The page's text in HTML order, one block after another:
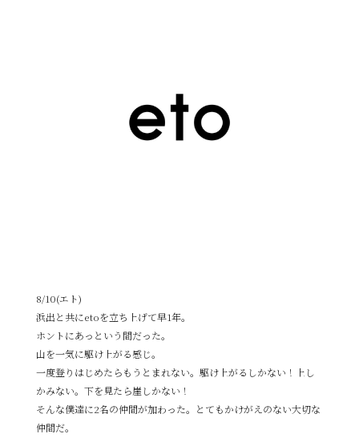
8/10(エト)
浜出と共にetoを立ち上げて早1年。
ホントにあっという間だった。
山を一気に駆け上がる感じ。
一度登りはじめたらもうとまれない。駆け上がるしかない！上し
かみない。下を見たら崖しかない！
そんな僕達に2名の仲間が加わった。とてもかけがえのない大切な
仲間だ。